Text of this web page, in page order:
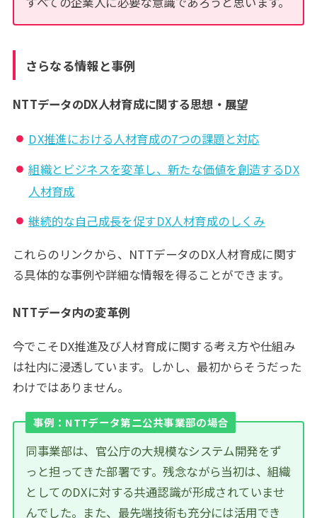
さらなる情報と事例
NTTデータのDX人材育成に関する思想・展望
DX推進における人材育成の7つの課題と対応
組織とビジネスを変革し、新たな価値を創造するDX
人材育成
継続的な自己成長を促すDX人材育成のしくみ
これらのリンクから、NTTデータのDX人材育成に関す
る具体的な事例や詳細な情報を得ることができます。
NTTデータ内の変革例
今でこそDX推進及び人材育成に関する考え方や仕組み
は社内に浸透しています。しかし、最初からそうだった
わけではありません。
事例：NTTデータ第二公共事業部の場合
同事業部は、官公庁の大規模なシステム開発をず
っと担ってきた部署です。残念ながら当初は、組織
としてのDXに対する共通認識が形成されていませ
んでした。また、最先端技術も充分には活用でき